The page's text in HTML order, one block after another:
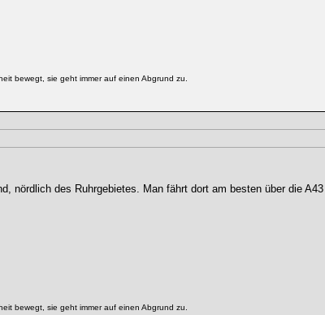
bewegt, sie geht immer auf einen Abgrund zu.
nördlich des Ruhrgebietes. Man fährt dort am besten über die
bewegt, sie geht immer auf einen Abgrund zu.